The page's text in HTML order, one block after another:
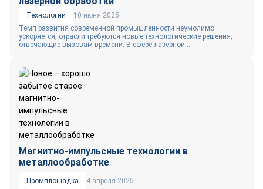
Технологии
10 июня 2025
Темп развития современной промышленности неумолимо
ускоряется, отрасли требуются новые технологические решения,
отвечающие вызовам времени. В сфере лазерной...
Магнитно-импульсные технологии в
металлообработке
Промплощадка
4 апреля 2025